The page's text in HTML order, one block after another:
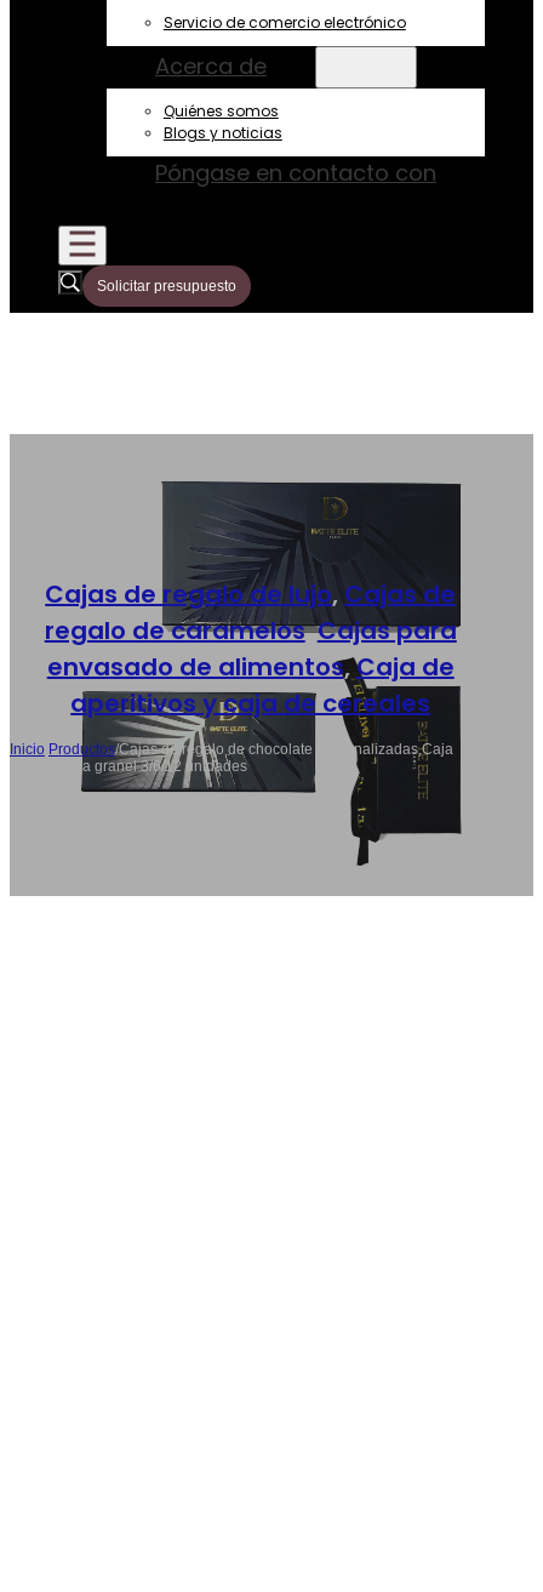
Servicio de comercio electrónico
Acerca de
Quiénes somos
Blogs y noticias
Póngase en contacto con
Solicitar presupuesto
Cajas de regalo de lujo, Cajas de
regalo de caramelos,Cajas para
envasado de alimentos,Caja de
aperitivos y caja de cereales
Inicio Productos/Cajas de regalo de chocolate personalizadas,Caja
magnética a granel 3/6/12 unidades